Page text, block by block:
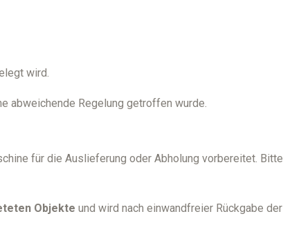
wird.
abweichende Regelung getroffen wurde.
für die Auslieferung oder Abholung vorbereitet. Bitte
Objekte und wird nach einwandfreier Rückgabe der